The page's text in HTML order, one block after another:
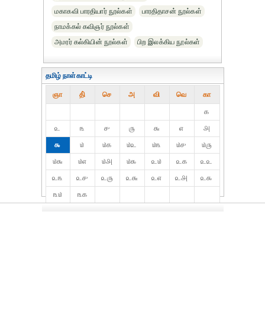
மகாகவி பாரதியார் நூல்கள்
பாரதிதாசன் நூல்கள்
நாமக்கல் கவிஞர் நூல்கள்
அமரர் கல்கியின் நூல்கள்
பிற இலக்கிய நூல்கள்
தமிழ் நாள்காட்டி
ஞா தி் செ அ வி வெ கா
௧
௨
௩ ௪ ௫ ௬ ௭
௮
௯
௰ ௰௧ ௰௨ ௰௩ ௰௪
௰௫
௰௬
௰௭ ௰௮ ௰௯ ௨௰ ௨௧
௨௨
௨௩
௨௪ ௨௫ ௨௬ ௨௭ ௨௮
௨௯
௩௰
௩௧